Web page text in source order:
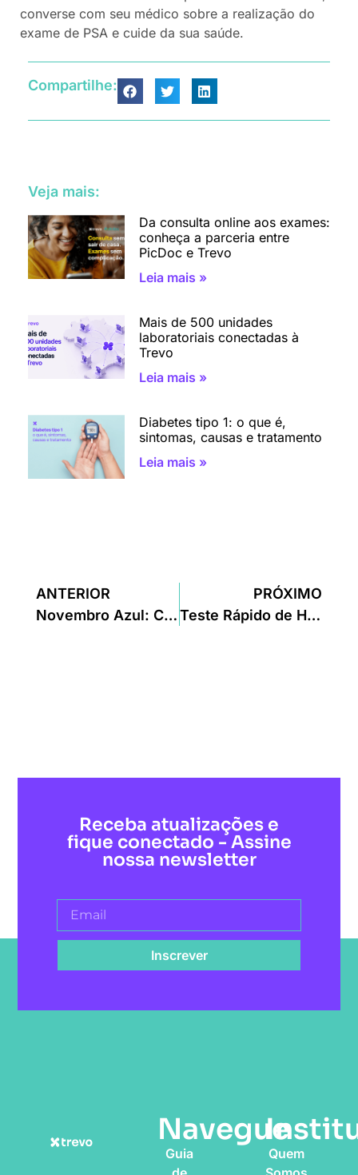
converse com seu médico sobre a realização do
exame de PSA e cuide da sua saúde.
Compartilhe:
Veja mais:
Da consulta online aos exames:
conheça a parceria entre
PicDoc e Trevo
Leia mais »
Mais de 500 unidades
laboratoriais conectadas à
Trevo
Leia mais »
Diabetes tipo 1: o que é,
sintomas, causas e tratamento
Leia mais »
ANTERIOR
Novembro Azul: Câncer de Próstata & A Saúde do Homem
PRÓXIMO
Teste Rápido de HIV: O que é, Como é Feito e Quando é Indicado
Receba atualizações e
fique conectado - Assine
nossa newsletter
Inscrever
Navegue
Guia
Quem